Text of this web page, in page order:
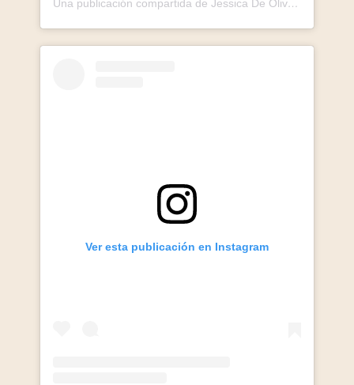
Una publicación compartida de Jessica De Oliveira (@jessideoliveira)
Ver esta publicación en Instagram